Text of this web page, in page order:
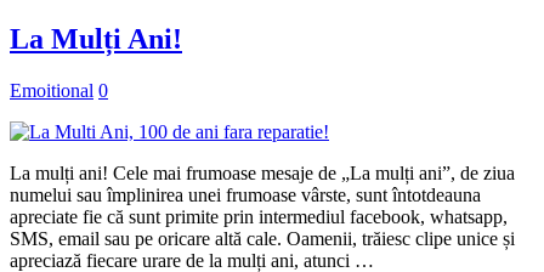
La Mulți Ani!
Emoitional 0
La mulți ani! Cele mai frumoase mesaje de „La mulți ani”, de ziua
numelui sau împlinirea unei frumoase vârste, sunt întotdeauna
apreciate fie că sunt primite prin intermediul facebook, whatsapp,
SMS, email sau pe oricare altă cale. Oamenii, trăiesc clipe unice și
apreciază fiecare urare de la mulți ani, atunci …